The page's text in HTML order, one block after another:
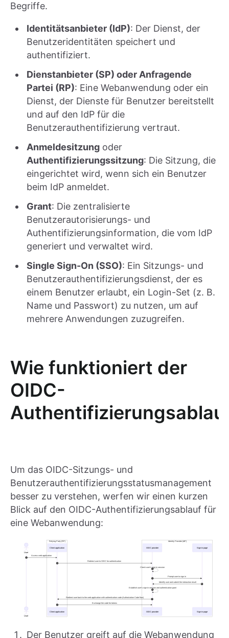
Begriffe.
Identitätsanbieter (IdP): Der Dienst, der
Benutzeridentitäten speichert und
authentifiziert.
Dienstanbieter (SP) oder Anfragende
Partei (RP): Eine Webanwendung oder ein
Dienst, der Dienste für Benutzer bereitstellt
und auf den IdP für die
Benutzerauthentifizierung vertraut.
Anmeldesitzung oder
Authentifizierungssitzung: Die Sitzung, die
eingerichtet wird, wenn sich ein Benutzer
beim IdP anmeldet.
Grant: Die zentralisierte
Benutzerautorisierungs- und
Authentifizierungsinformation, die vom IdP
generiert und verwaltet wird.
Single Sign-On (SSO): Ein Sitzungs- und
Benutzerauthentifizierungsdienst, der es
einem Benutzer erlaubt, ein Login-Set (z. B.
Name und Passwort) zu nutzen, um auf
mehrere Anwendungen zuzugreifen.
Wie funktioniert der
OIDC-
Um das OIDC-Sitzungs- und
Benutzerauthentifizierungsstatusmanagement
besser zu verstehen, werfen wir einen kurzen
Blick auf den OIDC-Authentifizierungsablauf für
eine Webanwendung:
Der Benutzer greift auf die Webanwendung